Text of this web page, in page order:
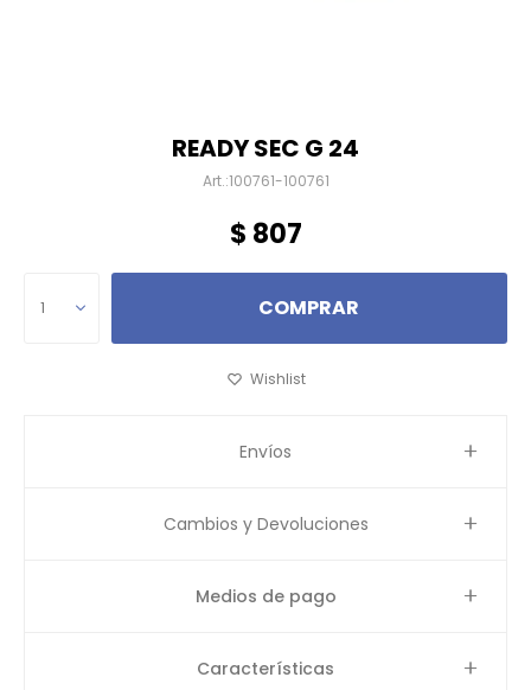
READY SEC G 24
100761-100761
$ 807
1 COMPRAR
Envíos
Cambios y Devoluciones
Medios de pago
Características